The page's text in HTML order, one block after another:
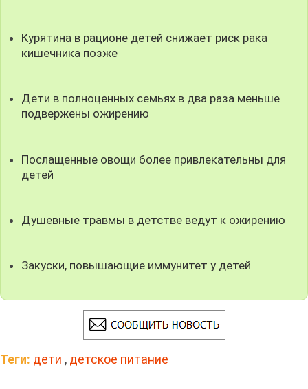
Курятина в рационе детей снижает риск рака
кишечника позже
Дети в полноценных семьях в два раза меньше
подвержены ожирению
Послащенные овощи более привлекательны для
детей
Душевные травмы в детстве ведут к ожирению
Закуски, повышающие иммунитет у детей
Теги: дети , детское питание